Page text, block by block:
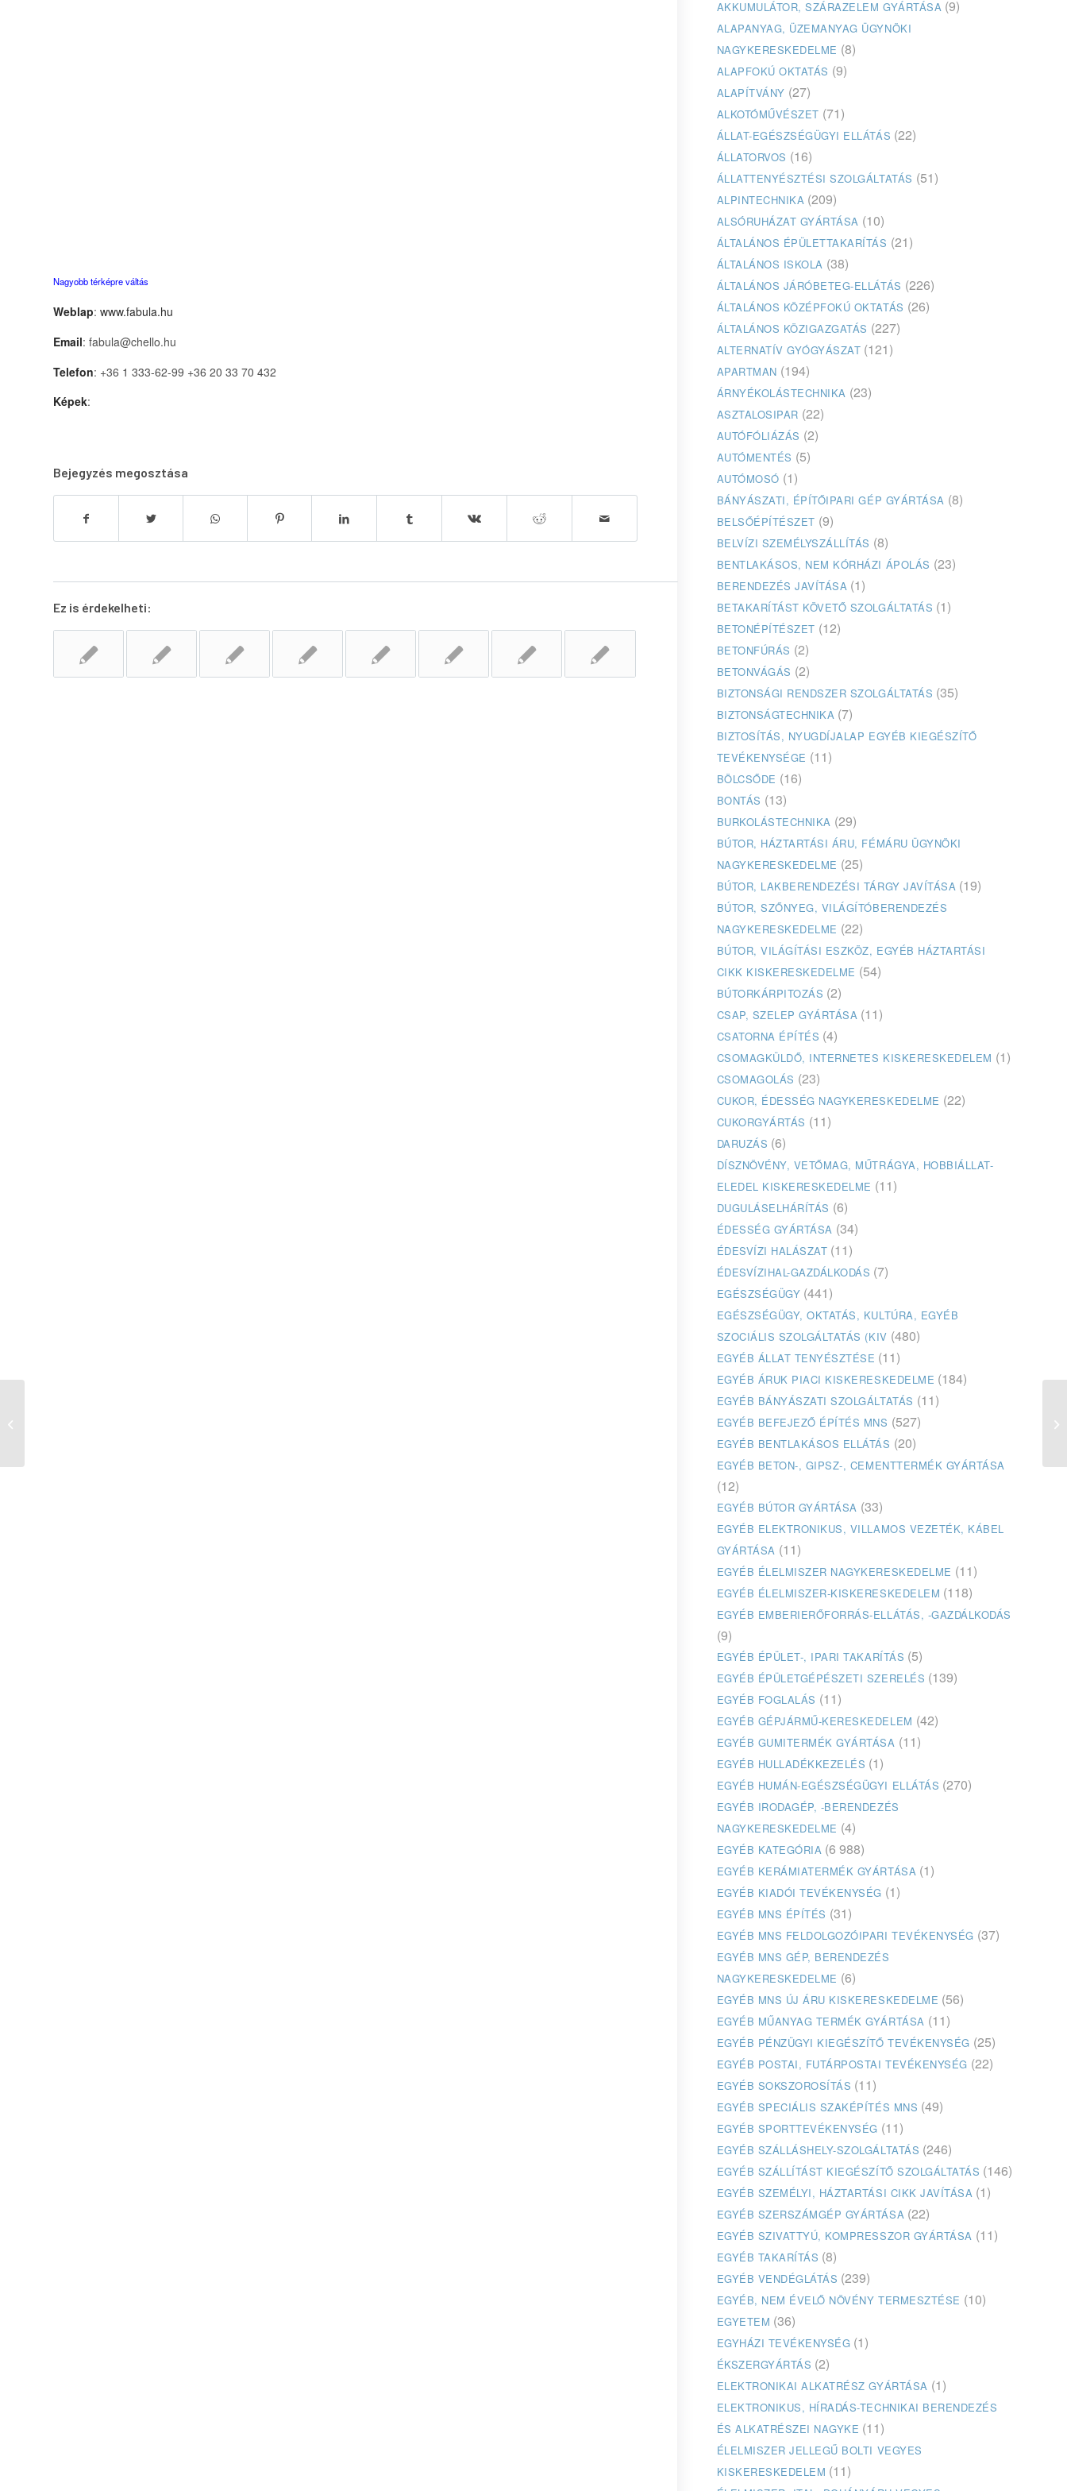
Nagyobb térképre váltás
Weblap: www.fabula.hu
Email: fabula@chello.hu
Telefon: +36 1 333-62-99 +36 20 33 70 432
Képek:
Bejegyzés megosztása
Ez is érdekelheti:
AKKUMULÁTOR, SZÁRAZELEM GYÁRTÁSA (9)
ALAPANYAG, ÜZEMANYAG ÜGYNÖKI
NAGYKERESKEDELME (8)
ALAPFOKÚ OKTATÁS (9)
ALAPÍTVÁNY (27)
ALKOTÓMŰVÉSZET (71)
ÁLLAT-EGÉSZSÉGÜGYI ELLÁTÁS (22)
ÁLLATORVOS (16)
ÁLLATTENYÉSZTÉSI SZOLGÁLTATÁS (51)
ALPINTECHNIKA (209)
ALSÓRUHÁZAT GYÁRTÁSA (10)
ÁLTALÁNOS ÉPÜLETTAKARÍTÁS (21)
ÁLTALÁNOS ISKOLA (38)
ÁLTALÁNOS JÁRÓBETEG-ELLÁTÁS (226)
ÁLTALÁNOS KÖZÉPFOKÚ OKTATÁS (26)
ÁLTALÁNOS KÖZIGAZGATÁS (227)
ALTERNATÍV GYÓGYÁSZAT (121)
APARTMAN (194)
ÁRNYÉKOLÁSTECHNIKA (23)
ASZTALOSIPAR (22)
AUTÓFÓLIÁZÁS (2)
AUTÓMENTÉS (5)
AUTÓMOSÓ (1)
BÁNYÁSZATI, ÉPÍTŐIPARI GÉP GYÁRTÁSA (8)
BELSŐÉPÍTÉSZET (9)
BELVÍZI SZEMÉLYSZÁLLÍTÁS (8)
BENTLAKÁSOS, NEM KÓRHÁZI ÁPOLÁS (23)
BERENDEZÉS JAVÍTÁSA (1)
BETAKARÍTÁST KÖVETŐ SZOLGÁLTATÁS (1)
BETONÉPÍTÉSZET (12)
BETONFÚRÁS (2)
BETONVÁGÁS (2)
BIZTONSÁGI RENDSZER SZOLGÁLTATÁS (35)
BIZTONSÁGTECHNIKA (7)
BIZTOSÍTÁS, NYUGDÍJALAP EGYÉB KIEGÉSZÍTŐ
TEVÉKENYSÉGE (11)
BÖLCSŐDE (16)
BONTÁS (13)
BURKOLÁSTECHNIKA (29)
BÚTOR, HÁZTARTÁSI ÁRU, FÉMÁRU ÜGYNÖKI
NAGYKERESKEDELME (25)
BÚTOR, LAKBERENDEZÉSI TÁRGY JAVÍTÁSA (19)
BÚTOR, SZŐNYEG, VILÁGÍTÓBERENDEZÉS
NAGYKERESKEDELME (22)
BÚTOR, VILÁGÍTÁSI ESZKÖZ, EGYÉB HÁZTARTÁSI
CIKK KISKERESKEDELME (54)
BÚTORKÁRPITOZÁS (2)
CSAP, SZELEP GYÁRTÁSA (11)
CSATORNA ÉPÍTÉS (4)
CSOMAGKÜLDŐ, INTERNETES KISKERESKEDELEM (1)
CSOMAGOLÁS (23)
CUKOR, ÉDESSÉG NAGYKERESKEDELME (22)
CUKORGYÁRTÁS (11)
DARUZÁS (6)
DÍSZNÖVÉNY, VETŐMAG, MŰTRÁGYA, HOBBIÁLLAT-
ELEDEL KISKERESKEDELME (11)
DUGULÁSELHÁRÍTÁS (6)
ÉDESSÉG GYÁRTÁSA (34)
ÉDESVÍZI HALÁSZAT (11)
ÉDESVÍZIHAL-GAZDÁLKODÁS (7)
EGÉSZSÉGÜGY (441)
EGÉSZSÉGÜGY, OKTATÁS, KULTÚRA, EGYÉB
SZOCIÁLIS SZOLGÁLTATÁS (KIV (480)
EGYÉB ÁLLAT TENYÉSZTÉSE (11)
EGYÉB ÁRUK PIACI KISKERESKEDELME (184)
EGYÉB BÁNYÁSZATI SZOLGÁLTATÁS (11)
EGYÉB BEFEJEZŐ ÉPÍTÉS MNS (527)
EGYÉB BENTLAKÁSOS ELLÁTÁS (20)
EGYÉB BETON-, GIPSZ-, CEMENTTERMÉK GYÁRTÁSA
(12)
EGYÉB BÚTOR GYÁRTÁSA (33)
EGYÉB ELEKTRONIKUS, VILLAMOS VEZETÉK, KÁBEL
GYÁRTÁSA (11)
EGYÉB ÉLELMISZER NAGYKERESKEDELME (11)
EGYÉB ÉLELMISZER-KISKERESKEDELEM (118)
EGYÉB EMBERIERŐFORRÁS-ELLÁTÁS, -GAZDÁLKODÁS
(9)
EGYÉB ÉPÜLET-, IPARI TAKARÍTÁS (5)
EGYÉB ÉPÜLETGÉPÉSZETI SZERELÉS (139)
EGYÉB FOGLALÁS (11)
EGYÉB GÉPJÁRMŰ-KERESKEDELEM (42)
EGYÉB GUMITERMÉK GYÁRTÁSA (11)
EGYÉB HULLADÉKKEZELÉS (1)
EGYÉB HUMÁN-EGÉSZSÉGÜGYI ELLÁTÁS (270)
EGYÉB IRODAGÉP, -BERENDEZÉS
NAGYKERESKEDELME (4)
EGYÉB KATEGÓRIA (6 988)
EGYÉB KERÁMIATERMÉK GYÁRTÁSA (1)
EGYÉB KIADÓI TEVÉKENYSÉG (1)
EGYÉB MNS ÉPÍTÉS (31)
EGYÉB MNS FELDOLGOZÓIPARI TEVÉKENYSÉG (37)
EGYÉB MNS GÉP, BERENDEZÉS
NAGYKERESKEDELME (6)
EGYÉB MNS ÚJ ÁRU KISKERESKEDELME (56)
EGYÉB MŰANYAG TERMÉK GYÁRTÁSA (11)
EGYÉB PÉNZÜGYI KIEGÉSZÍTŐ TEVÉKENYSÉG (25)
EGYÉB POSTAI, FUTÁRPOSTAI TEVÉKENYSÉG (22)
EGYÉB SOKSZOROSÍTÁS (11)
EGYÉB SPECIÁLIS SZAKÉPÍTÉS MNS (49)
EGYÉB SPORTTEVÉKENYSÉG (11)
EGYÉB SZÁLLÁSHELY-SZOLGÁLTATÁS (246)
EGYÉB SZÁLLÍTÁST KIEGÉSZÍTŐ SZOLGÁLTATÁS (146)
EGYÉB SZEMÉLYI, HÁZTARTÁSI CIKK JAVÍTÁSA (1)
EGYÉB SZERSZÁMGÉP GYÁRTÁSA (22)
EGYÉB SZIVATTYÚ, KOMPRESSZOR GYÁRTÁSA (11)
EGYÉB TAKARÍTÁS (8)
EGYÉB VENDÉGLÁTÁS (239)
EGYÉB, NEM ÉVELŐ NÖVÉNY TERMESZTÉSE (10)
EGYETEM (36)
EGYHÁZI TEVÉKENYSÉG (1)
ÉKSZERGYÁRTÁS (2)
ELEKTRONIKAI ALKATRÉSZ GYÁRTÁSA (1)
ELEKTRONIKUS, HÍRADÁS-TECHNIKAI BERENDEZÉS
ÉS ALKATRÉSZEI NAGYKE (11)
ÉLELMISZER JELLEGŰ BOLTI VEGYES
KISKERESKEDELEM (11)